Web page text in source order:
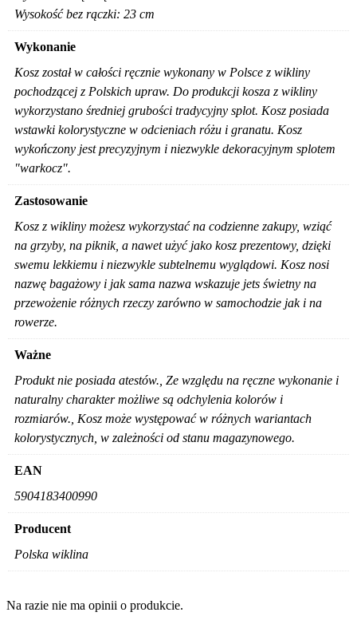
Wysokość bez rączki: 23 cm
Wykonanie
Kosz został w całości ręcznie wykonany w Polsce z wikliny
pochodzącej z Polskich upraw. Do produkcji kosza z wikliny
wykorzystano średniej grubości tradycyjny splot. Kosz posiada
wstawki kolorystyczne w odcieniach różu i granatu. Kosz
wykończony jest precyzyjnym i niezwykle dekoracyjnym splotem
"warkocz".
Zastosowanie
Kosz z wikliny możesz wykorzystać na codzienne zakupy, wziąć
na grzyby, na piknik, a nawet użyć jako kosz prezentowy, dzięki
swemu lekkiemu i niezwykle subtelnemu wyglądowi. Kosz nosi
nazwę bagażowy i jak sama nazwa wskazuje jets świetny na
przewożenie różnych rzeczy zarówno w samochodzie jak i na
rowerze.
Ważne
Produkt nie posiada atestów., Ze względu na ręczne wykonanie i
naturalny charakter możliwe są odchylenia kolorów i
rozmiarów., Kosz może występować w różnych wariantach
kolorystycznych, w zależności od stanu magazynowego.
EAN
5904183400990
Producent
Polska wiklina
Na razie nie ma opinii o produkcie.